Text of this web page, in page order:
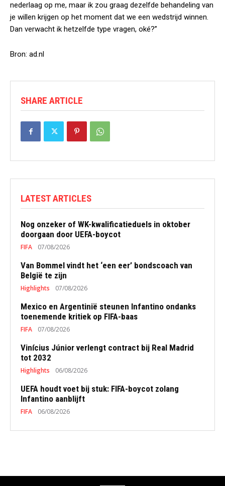
nederlaag op me, maar ik zou graag dezelfde behandeling van
je willen krijgen op het moment dat we een wedstrijd winnen.
Dan verwacht ik hetzelfde type vragen, oké?”
Bron: ad.nl
SHARE ARTICLE
LATEST ARTICLES
Nog onzeker of WK-kwalificatieduels in oktober
doorgaan door UEFA-boycot
FIFA 07/08/2026
Van Bommel vindt het ‘een eer’ bondscoach van
België te zijn
Highlights 07/08/2026
Mexico en Argentinië steunen Infantino ondanks
toenemende kritiek op FIFA-baas
FIFA 07/08/2026
Vinícius Júnior verlengt contract bij Real Madrid
tot 2032
Highlights 06/08/2026
UEFA houdt voet bij stuk: FIFA-boycot zolang
Infantino aanblijft
FIFA 06/08/2026